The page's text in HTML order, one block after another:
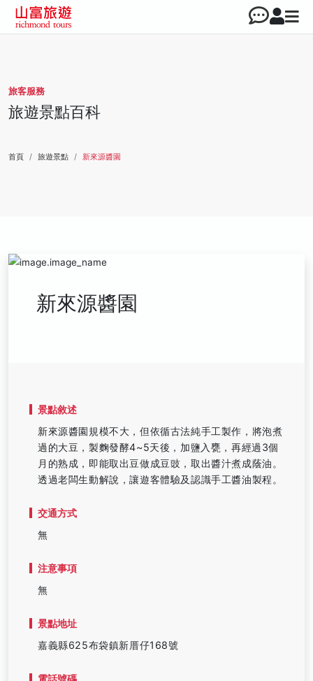
旅客服務
旅遊景點百科
首頁 旅遊景點 新來源醬園
新來源醬園
景點敘述
新來源醬園規模不大，但依循古法純手工製作，將泡煮
過的大豆，製麴發酵4~5天後，加鹽入甕，再經過3個
月的熟成，即能取出豆做成豆豉，取出醬汁煮成蔭油。
透過老闆生動解說，讓遊客體驗及認識手工醬油製程。
交通方式
無
注意事項
無
景點地址
嘉義縣625布袋鎮新厝仔168號